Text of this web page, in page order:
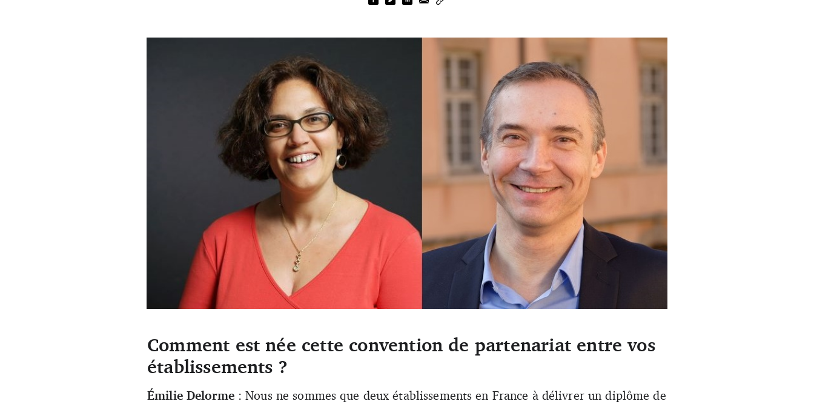
Emilie Delorme et Mathieu Ferey ont signé une convention de partenariat entre leurs établissements. (DR)
Comment est née cette convention de partenariat entre vos
établissements ?
Émilie Delorme : Nous ne sommes que deux établissements en France à délivrer un diplôme de